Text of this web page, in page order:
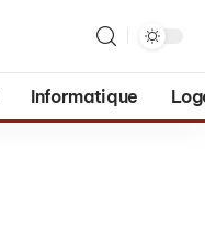
Informatique